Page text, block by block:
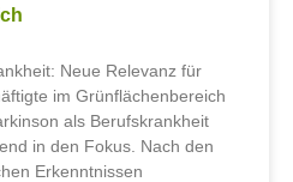
Neue Relevanz für
im Grünflächenbereich
als Berufskrankheit
in den Fokus. Nach den
Erkenntnissen